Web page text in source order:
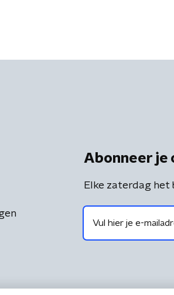
Abonneer je
Elke zaterdag het